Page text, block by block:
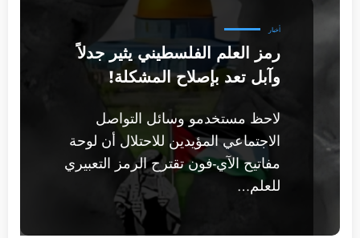
أخبار
رمز العلم الفلسطيني يثير جدلاً
وآبل تعد بإصلاح المشكلة!
لاحظ مستخدمو وسائل التواصل
الاجتماعي المؤيدين للاحتلال أن لوحة
مفاتيح الآي-فون تقترح الرمز التعبيري
للعلم…